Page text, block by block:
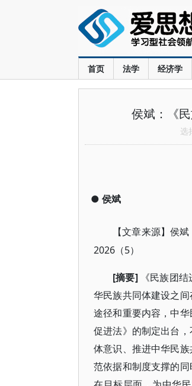
首页 法学 经济学
侯斌：《
选
● 侯斌
【文章来源】侯斌
2026（5）
[摘要]《民族团结
华民族共同体建设之
途径和重要内容，中
促进法》的制定出台
体意识、推进中华民
范依据和制度支撑的